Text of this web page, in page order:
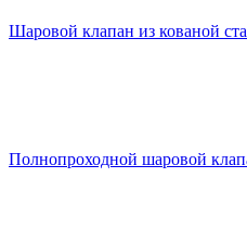
Шаровой клапан из кованой
Полнопроходной шаровой